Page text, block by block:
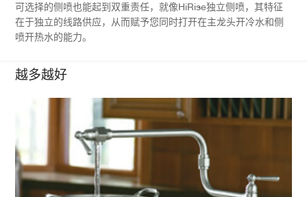
可选择的侧喷也能起到双重责任，就像HiRise独立侧喷，其特征
在于独立的线路供应，从而赋予您同时打开在主龙头开冷水和侧
喷开热水的能力。
越多越好